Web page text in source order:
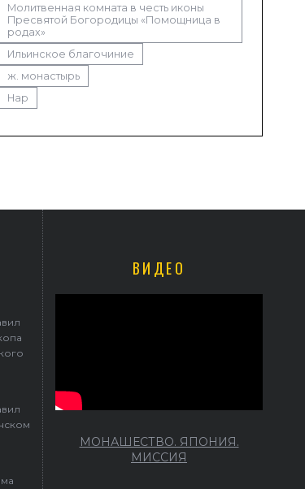
Молитвенная комната в честь иконы
Пресвятой Богородицы «Помощница в
родах»
Ильинское благочиние
ж. монастырь
Нар
престольные торжества в Ильинском храме
ВИДЕО
МОНАШЕСТВО. ЯПОНИЯ.
МИССИЯ